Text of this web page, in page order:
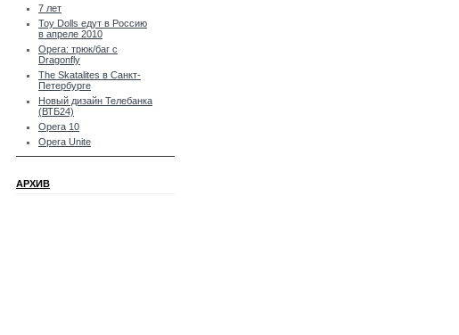
7 лет
Toy Dolls едут в Россию
в апреле 2010
Opera: трюк/баг с
Dragonfly
The Skatalites в Санкт-
Петербурге
Новый дизайн Телебанка
(ВТБ24)
Opera 10
Opera Unite
АРХИВ